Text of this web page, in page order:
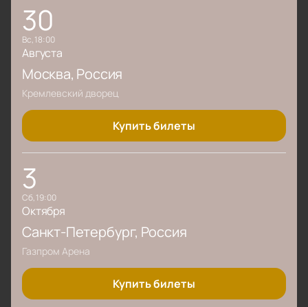
30
вс, 18:00
Августа
Москва, Россия
Кремлевский дворец
Купить билеты
3
сб, 19:00
Октября
Санкт-Петербург, Россия
Газпром Арена
Купить билеты